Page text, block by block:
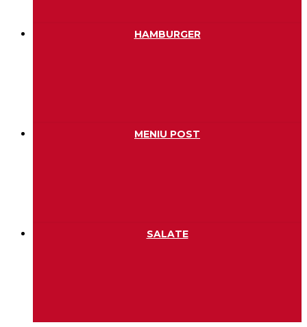
HAMBURGER
MENIU POST
SALATE